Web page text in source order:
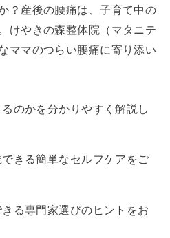
？産後の腰痛は、子育て中の
けやきの森整体院（マタニテ
ママのつらい腰痛に寄り添い
のかを分かりやすく解説し
きる簡単なセルフケアをご
る専門家選びのヒントをお